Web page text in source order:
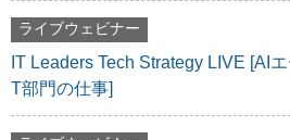
ライブウェビナー
IT Leaders Tech Strategy LIVE [AI
T部門の仕事]